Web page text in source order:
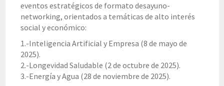
eventos estratégicos de formato desayuno-
networking, orientados a temáticas de alto interés
social y económico:
1.-Inteligencia Artificial y Empresa (8 de mayo de
2025).
2.-Longevidad Saludable (2 de octubre de 2025).
3.-Energía y Agua (28 de noviembre de 2025).